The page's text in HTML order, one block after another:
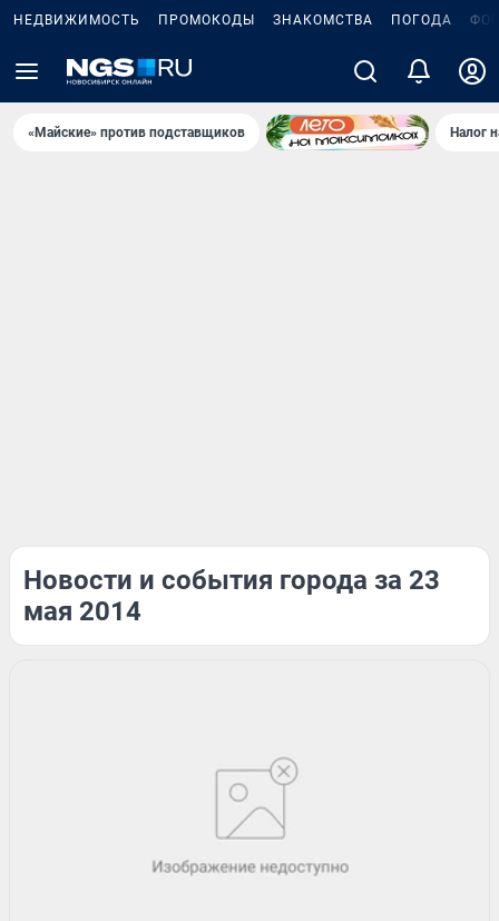
НЕДВИЖИМОСТЬ ПРОМОКОДЫ ЗНАКОМСТВА ПОГОДА
«Майские» против подставщиков Налог
Новости и события города за 23
мая 2014